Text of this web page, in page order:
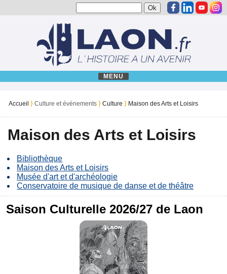
MENU
Accueil ⟩ Culture et évènements ⟩ Culture ⟩ Maison des Arts et Loisirs
Maison des Arts et Loisirs
Bibliothèque
Maison des Arts et Loisirs
Musée d'art et d'archéologie
Conservatoire de musique de danse et de théâtre
Saison Culturelle 2026/27 de Laon